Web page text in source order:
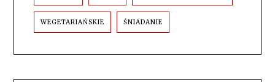
WEGETARIAŃSKIE ŚNIADANIE